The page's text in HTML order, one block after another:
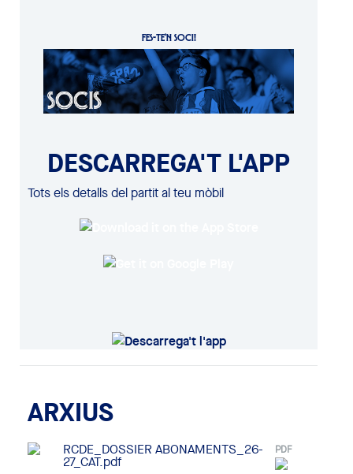
FES-TE'N SOCI!
DESCARREGA'T L'APP
Tots els detalls del partit al teu mòbil
ARXIUS
RCDE_DOSSIER ABONAMENTS_26-
27_CAT.pdf
PDF